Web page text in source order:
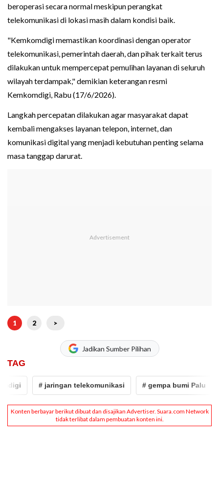
beroperasi secara normal meskipun perangkat
telekomunikasi di lokasi masih dalam kondisi baik.
"Kemkomdigi memastikan koordinasi dengan operator
telekomunikasi, pemerintah daerah, dan pihak terkait terus
dilakukan untuk mempercepat pemulihan layanan di seluruh
wilayah terdampak," demikian keterangan resmi
Kemkomdigi, Rabu (17/6/2026).
Langkah percepatan dilakukan agar masyarakat dapat
kembali mengakses layanan telepon, internet, dan
komunikasi digital yang menjadi kebutuhan penting selama
masa tanggap darurat.
1 2 >
Jadikan Sumber Pilihan
TAG
# jaringan telekomunikasi # gempa bumi Palu